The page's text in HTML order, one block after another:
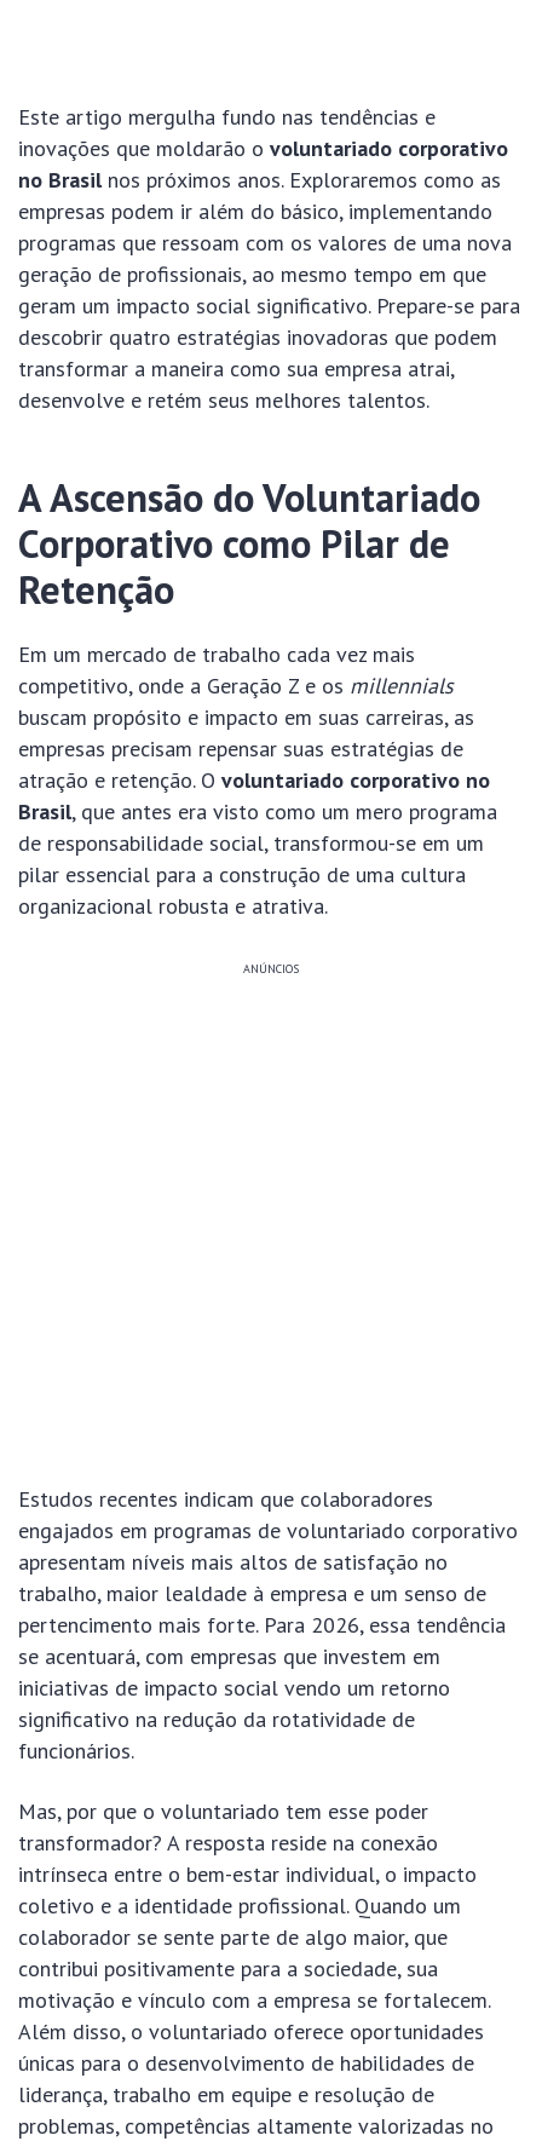
Este artigo mergulha fundo nas tendências e
inovações que moldarão o voluntariado corporativo
no Brasilnos próximos anos. Exploraremos como as
empresas podem ir além do básico, implementando
programas que ressoam com os valores de uma nova
geração de profissionais, ao mesmo tempo em que
geram um impacto social significativo. Prepare-se para
descobrir quatro estratégias inovadoras que podem
transformar a maneira como sua empresa atrai,
desenvolve e retém seus melhores talentos.
A Ascensão do Voluntariado
Corporativo como Pilar de
Retenção
Em um mercado de trabalho cada vez mais
competitivo, onde a Geração Z e os millennials
buscam propósito e impacto em suas carreiras, as
empresas precisam repensar suas estratégias de
atração e retenção. O voluntariado corporativo no
Brasil, que antes era visto como um mero programa
de responsabilidade social, transformou-se em um
pilar essencial para a construção de uma cultura
organizacional robusta e atrativa.
ANÚNCIOS
Estudos recentes indicam que colaboradores
engajados em programas de voluntariado corporativo
apresentam níveis mais altos de satisfação no
trabalho, maior lealdade à empresa e um senso de
pertencimento mais forte. Para 2026, essa tendência
se acentuará, com empresas que investem em
iniciativas de impacto social vendo um retorno
significativo na redução da rotatividade de
funcionários.
Mas, por que o voluntariado tem esse poder
transformador? A resposta reside na conexão
intrínseca entre o bem-estar individual, o impacto
coletivo e a identidade profissional. Quando um
colaborador se sente parte de algo maior, que
contribui positivamente para a sociedade, sua
motivação e vínculo com a empresa se fortalecem.
Além disso, o voluntariado oferece oportunidades
únicas para o desenvolvimento de habilidades de
liderança, trabalho em equipe e resolução de
problemas, competências altamente valorizadas no